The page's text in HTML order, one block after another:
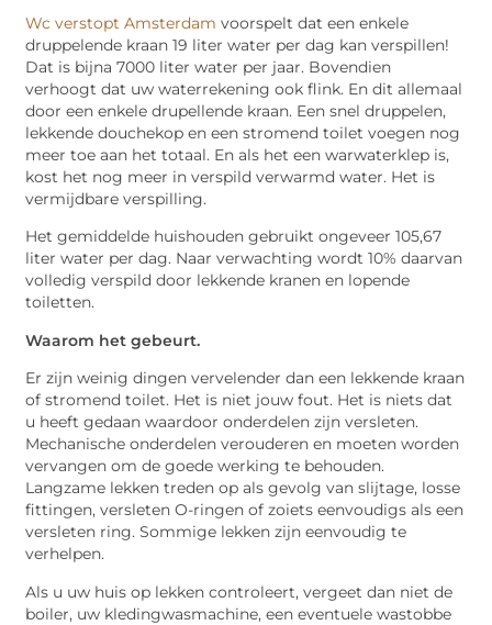
Wc verstopt Amsterdam voorspelt dat een enkele
druppelende kraan 19 liter water per dag kan verspillen!
Dat is bijna 7000 liter water per jaar. Bovendien
verhoogt dat uw waterrekening ook flink. En dit allemaal
door een enkele drupellende kraan. Een snel druppelen,
lekkende douchekop en een stromend toilet voegen nog
meer toe aan het totaal. En als het een warwaterklep is,
kost het nog meer in verspild verwarmd water. Het is
vermijdbare verspilling.
Het gemiddelde huishouden gebruikt ongeveer 105,67
liter water per dag. Naar verwachting wordt 10% daarvan
volledig verspild door lekkende kranen en lopende
toiletten.
Waarom het gebeurt.
Er zijn weinig dingen vervelender dan een lekkende kraan
of stromend toilet. Het is niet jouw fout. Het is niets dat
u heeft gedaan waardoor onderdelen zijn versleten.
Mechanische onderdelen verouderen en moeten worden
vervangen om de goede werking te behouden.
Langzame lekken treden op als gevolg van slijtage, losse
fittingen, versleten O-ringen of zoiets eenvoudigs als een
versleten ring. Sommige lekken zijn eenvoudig te
verhelpen.
Als u uw huis op lekken controleert, vergeet dan niet de
boiler, uw kledingwasmachine, een eventuele wastobbe